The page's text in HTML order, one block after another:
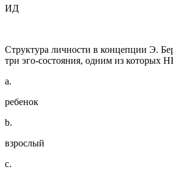
ИД
Структура личности в концепции Э.
три эго-состояния, одним из которых
a.
ребенок
b.
взрослый
c.